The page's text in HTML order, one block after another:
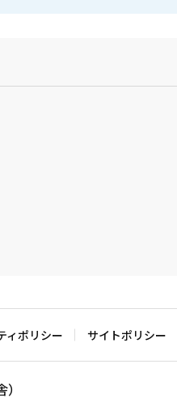
ィポリシー サイトポリシー